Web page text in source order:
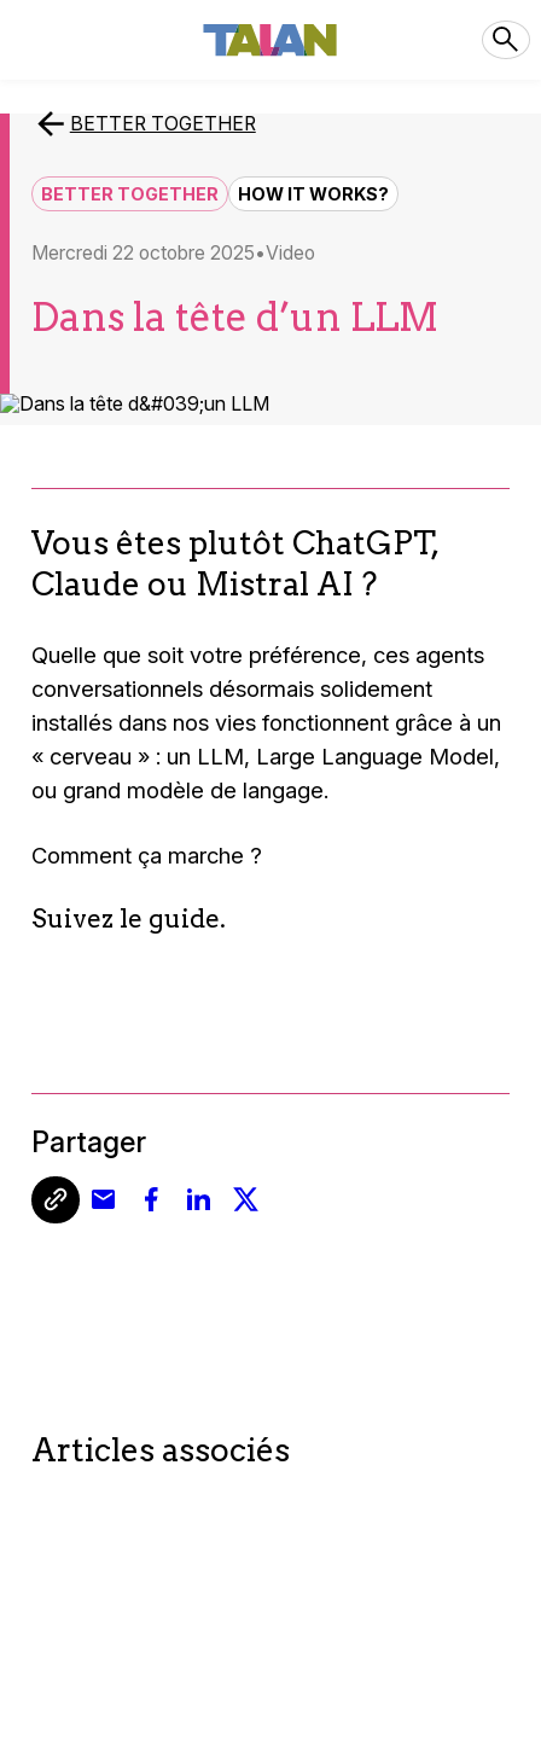
BETTER TOGETHER
BETTER TOGETHER HOW IT WORKS?
mercredi 22 octobre 2025 video
Dans la tête d’un LLM
Vous êtes plutôt ChatGPT,
Claude ou Mistral AI ?
Quelle que soit votre préférence, ces agents
conversationnels désormais solidement
installés dans nos vies fonctionnent grâce à un
« cerveau » : un LLM, Large Language Model,
ou grand modèle de langage.
Comment ça marche ?
Suivez le guide.
Partager
Articles associés